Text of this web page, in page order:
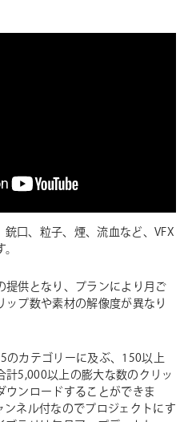
口、粒子、煙、流血など、VFX
提供となり、プランにより月ご
プ数や素材の解像度が異なり
のカテゴリーに及ぶ、150以上
5,000以上の膨大な数のクリッ
ウンロードすることができま
ネル付なのでプロジェクトにす